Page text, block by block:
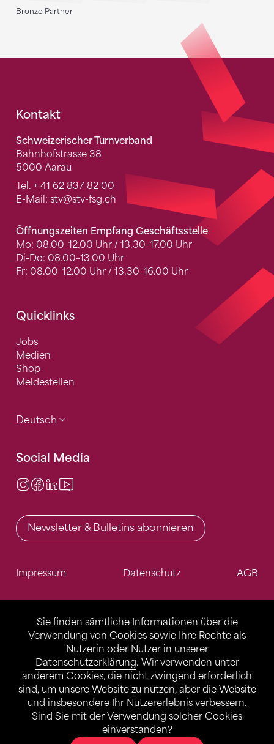
Sie finden sämtliche Informationen über die
Verwendung von Cookies sowie Ihre Rechte als
Nutzerin oder Nutzer in unserer
Datenschutzerklärung. Wir verwenden unter
anderem Cookies, die nicht zwingend erforderlich
sind, um unsere Website zu nutzen, aber die Website
und insbesondere Ihr Nutzererlebnis verbessern.
Sind Sie mit der Verwendung solcher Cookies
einverstanden?
Bronze Partner
Fusszeile
Kontakt
Schweizerischer Turnverband
Bahnhofstrasse 38
5000 Aarau
Tel. + 41 62 837 82 00
E-Mail: stv@stv-fsg.ch
Öffnungszeiten Empfang Geschäftsstelle
Mo: 08.00–12.00 Uhr / 13.30–17.00 Uhr
Di-Do: 08.00–13.00 Uhr
Fr: 08.00–12.00 Uhr / 13.30–16.00 Uhr
Quicklinks
Jobs
Medien
Shop
Meldestellen
Deutsch
Social Media
Instagram
Facebook
LinkedIn
Newsletter & Bulletins abonnieren
Impressum Datenschutz AGB